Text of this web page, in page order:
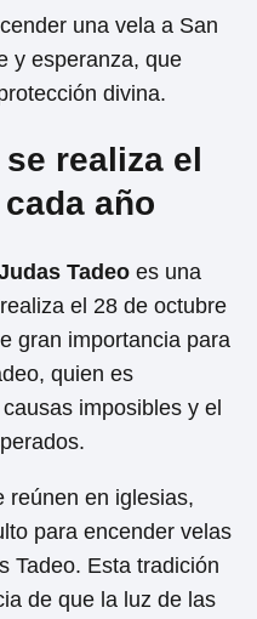
una vela a San
y esperanza, que
divina.
realiza el
año
Tadeo es una
el 28 de octubre
gran importancia para
quien es
imposibles y el
reúnen en iglesias,
para encender velas
Tadeo. Esta tradición
de que la luz de las